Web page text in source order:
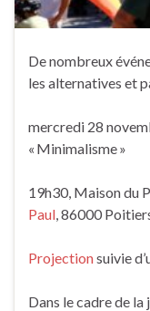
De nombreux
les alternatives et
mercredi 28
« Minimalisme »
19h30, Maison du
Paul , 86000
Projectionsuivie
Dans le cadre de la